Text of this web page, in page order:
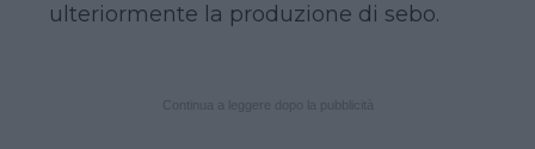
ulteriormente la produzione di sebo.